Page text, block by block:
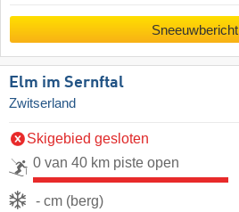
Sneeuwbericht
Elm im Sernftal
Zwitserland
Skigebied gesloten
0 van 40 km piste open
- cm (berg)